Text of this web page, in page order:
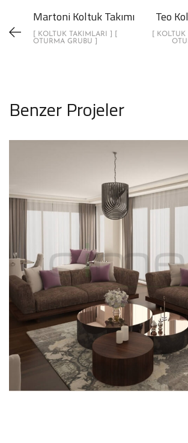
Martoni Koltuk Takımı
[ KOLTUK TAKIMLARI ] [
OTURMA GRUBU ]
Teo
[
Benzer Projeler
Teo Koltuk Takımı
KOLTUK TAKIMLARI